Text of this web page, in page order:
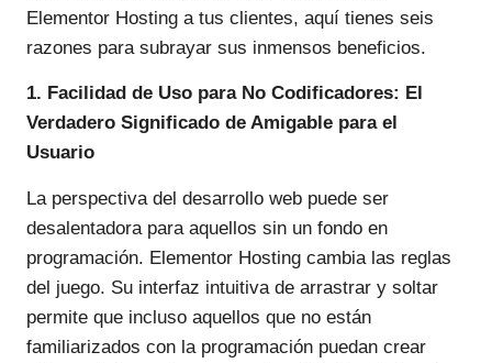
Elementor Hosting a tus clientes, aquí tienes seis
razones para subrayar sus inmensos beneficios.
1. Facilidad de Uso para No Codificadores: El
Verdadero Significado de Amigable para el
Usuario
La perspectiva del desarrollo web puede ser
desalentadora para aquellos sin un fondo en
programación. Elementor Hosting cambia las reglas
del juego. Su interfaz intuitiva de arrastrar y soltar
permite que incluso aquellos que no están
familiarizados con la programación puedan crear